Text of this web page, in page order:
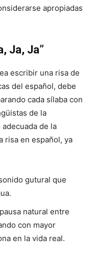
apropiadas
Ja, Ja”
escribir una risa de
del español, debe
cada sílaba con
de la
de la
risa en español, ya
gutural que
natural entre
con mayor
en la vida real.